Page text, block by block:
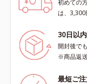
初めての
は、
30日以
開封後で
※商品返
最短ご